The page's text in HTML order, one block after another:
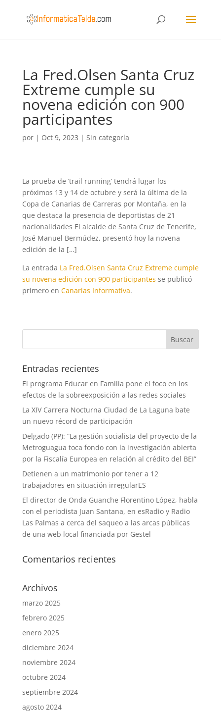
La Fred.Olsen Santa Cruz
Extreme cumple su
novena edición con 900
participantes
por | Oct 9, 2023 | Sin categoría
La prueba de ‘trail running’ tendrá lugar los
próximos 13 y 14 de octubre y será la última de la
Copa de Canarias de Carreras por Montaña, en la
que destaca la presencia de deportistas de 21
nacionalidades El alcalde de Santa Cruz de Tenerife,
José Manuel Bermúdez, presentó hoy la novena
edición de la […]
La entrada La Fred.Olsen Santa Cruz Extreme cumple
su novena edición con 900 participantes se publicó
primero en Canarias Informativa.
Entradas recientes
El programa Educar en Familia pone el foco en los
efectos de la sobreexposición a las redes sociales
La XIV Carrera Nocturna Ciudad de La Laguna bate
un nuevo récord de participación
Delgado (PP): “La gestión socialista del proyecto de la
Metroguagua toca fondo con la investigación abierta
por la Fiscalía Europea en relación al crédito del BEI”
Detienen a un matrimonio por tener a 12
trabajadores en situación irregularES
El director de Onda Guanche Florentino López, habla
con el periodista Juan Santana, en esRadio y Radio
Las Palmas a cerca del saqueo a las arcas públicas
de una web local financiada por Gestel
Comentarios recientes
Archivos
marzo 2025
febrero 2025
enero 2025
diciembre 2024
noviembre 2024
octubre 2024
septiembre 2024
agosto 2024